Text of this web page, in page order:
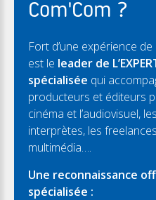
Com'Com ?
Fort d’une expérience
est le leader de
spécialisée qui
producteurs et éditeurs
cinéma et l’audiovisuel,
interprètes, les
multimédia….
Une reconnaissance
spécialisée :